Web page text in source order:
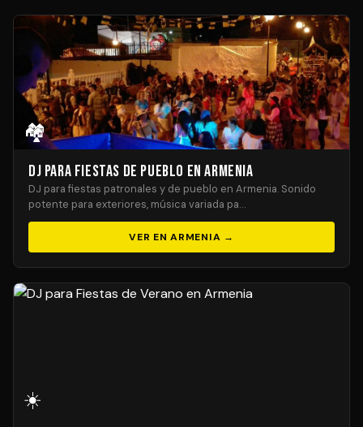
🏘️
DJ para Fiestas de Pueblo en Armenia
DJ para fiestas patronales y de pueblo en Armenia. Sonido
potente para exteriores, música variada pa…
VER EN ARMENIA →
☀️